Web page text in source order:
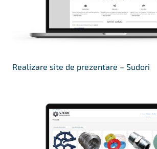
Realizare site de prezentare – Sudori